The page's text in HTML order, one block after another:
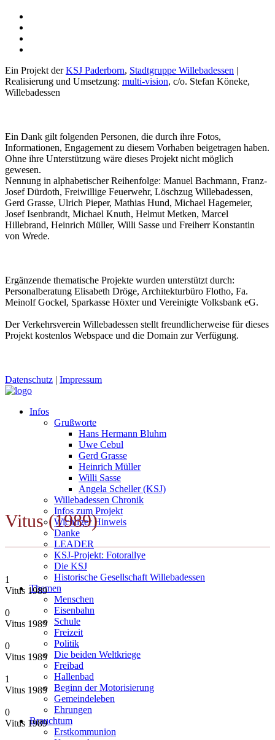
Ein Projekt derKSJ Paderborn, Stadtgruppe Willebadessen |
Realisierung und Umsetzung: multi-vision, c/o. Stefan Köneke,
Willebadessen
Ein Dank gilt folgenden Personen, die durch ihre Fotos,
Informationen, Engagement zu diesem Vorhaben beigetragen haben.
Ohne ihre Unterstützung wäre dieses Projekt nicht möglich
gewesen.
Nennung in alphabetischer Reihenfolge: Manuel Bachmann, Franz-
Josef Dürdoth, Freiwillige Feuerwehr, Löschzug Willebadessen,
Gerd Grasse, Ulrich Pieper, Mathias Hund, Michael Hagemeier,
Josef Isenbrandt, Michael Knuth, Helmut Metken, Marcel
Hillebrand, Heinrich Müller, Willi Sasse und Freiherr Konstantin
von Wrede.
Ergänzende thematische Projekte wurden unterstützt durch:
Personalberatung Elisabeth Dröge, Architekturbüro Flotho, Fa.
Meinolf Gockel, Sparkasse Höxter und Vereinigte Volksbank eG.
Der Verkehrsverein Willebadessen stellt freundlicherweise für dieses
Projekt kostenlos Webspace und die Domain zur Verfügung.
Datenschutz | Impressum
Infos
Grußworte
Hans Hermann Bluhm
Uwe Cebul
Gerd Grasse
Heinrich Müller
Willi Sasse
Angela Scheller (KSJ)
Willebadessen Chronik
Infos zum Projekt
Wichtiger Hinweis
Danke
LEADER
KSJ-Projekt: Fotorallye
Die KSJ
Historische Gesellschaft Willebadessen
Themen
Menschen
Eisenbahn
Schule
Freizeit
Politik
Die beiden Weltkriege
Freibad
Hallenbad
Beginn der Motorisierung
Gemeindeleben
Ehrungen
Brauchtum
Erstkommunion
Vitus (1989)
1
Vitus 1989
0
Vitus 1989
0
Vitus 1989
1
Vitus 1989
0
Vitus 1989